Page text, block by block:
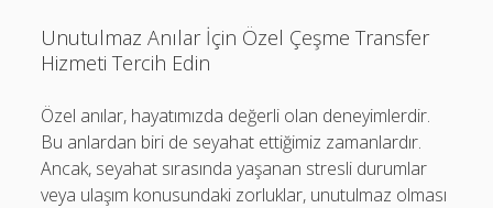
Unutulmaz Anılar İçin Özel Çeşme Transfer
Hizmeti Tercih Edin
Özel anılar, hayatımızda değerli olan deneyimlerdir.
Bu anlardan biri de seyahat ettiğimiz zamanlardır.
Ancak, seyahat sırasında yaşanan stresli durumlar
veya ulaşım konusundaki zorluklar, unutulmaz olması